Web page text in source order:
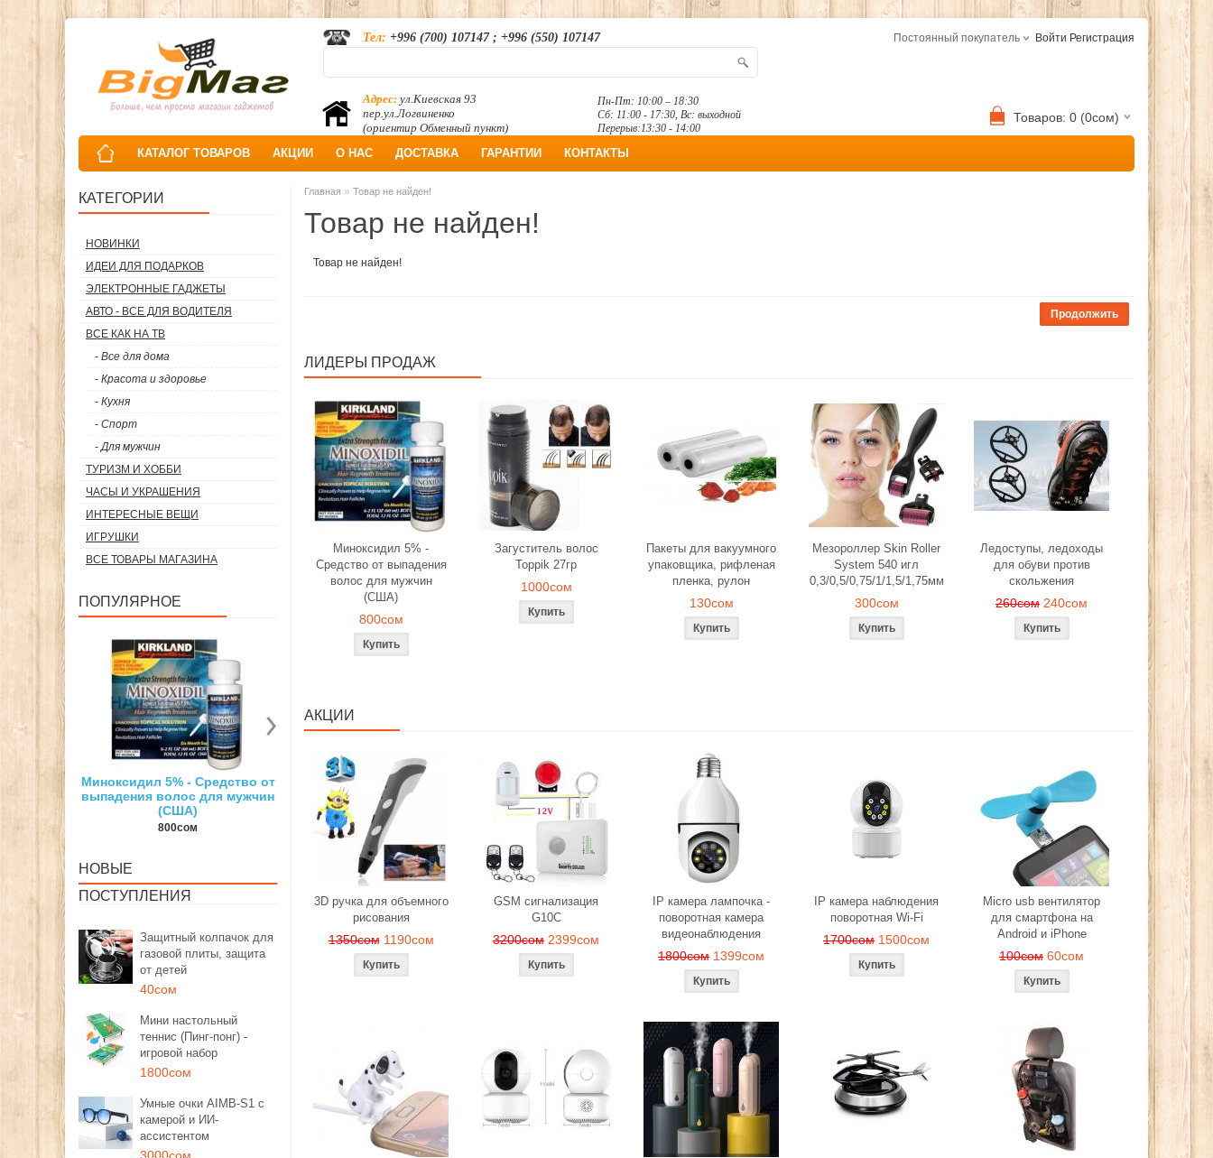
Постоянный покупатель Войти Регистрация
Адрес: ул.Киевская 93
пер.ул.Логвиненко
(ориентир Обменный пункт)
Тел: +996 (700) 107147 ; +996 (550) 107147
Пн-Пт: 10:00 – 18:30
Сб: 11:00 - 17:30, Вс: выходной
Перерыв:13:30 - 14:00
Товаров: 0 (0сом)
КАТАЛОГ ТОВАРОВ АКЦИИ О НАС ДОСТАВКА ГАРАНТИИ КОНТАКТЫ
КАТЕГОРИИ
НОВИНКИ
ИДЕИ ДЛЯ ПОДАРКОВ
ЭЛЕКТРОННЫЕ ГАДЖЕТЫ
АВТО - ВСЕ ДЛЯ ВОДИТЕЛЯ
ВСЕ КАК НА ТВ
- Все для дома
- Красота и здоровье
- Кухня
- Спорт
- Для мужчин
ТУРИЗМ И ХОББИ
ЧАСЫ И УКРАШЕНИЯ
ИНТЕРЕСНЫЕ ВЕЩИ
ИГРУШКИ
ВСЕ ТОВАРЫ МАГАЗИНА
ПОПУЛЯРНОЕ
- Средство от
для мужчин
Суперсильный неодимовый
магнит
150сом
3D ручка для объемного
рисования
1350сом
Загуститель волос Toppik
27гр
Наборы свечей, лепестков
роз для романтического
Эспандер фитнес резинка
тренажер (средняя нагрузка)
280сом
Ледоступы,
обуви
260сом
НОВЫЕ
ПОСТУПЛЕНИЯ
Защитный колпачок для
газовой плиты, защита
от детей
40сом
Мини настольный
теннис (Пинг-понг) -
игровой набор
1800сом
Умные очки AIMB-S1 с
камерой и ИИ-
ассистентом
Главная » Товар не найден!
Товар не найден!
Товар не найден!
Продолжить
ЛИДЕРЫ ПРОДАЖ
Миноксидил 5% -
Средство от выпадения
волос для мужчин
(США)
800сом
Загуститель волос
Toppik 27гр
1000сом
Пакеты для вакуумного
упаковщика, рифленая
пленка, рулон
130сом
Мезороллер Skin Roller
System 540 игл
0,3/0,5/0,75/1/1,5/1,75мм
300сом
Ледоступы, ледоходы
для обуви против
скольжения
260сом 240сом
АКЦИИ
3D ручка для объемного
рисования
1350сом 1190сом
GSM сигнализация
G10C
3200сом 2399сом
IP камера лампочка -
поворотная камера
видеонаблюдения
1800сом 1399сом
IP камера наблюдения
поворотная Wi-Fi
1700сом 1500сом
Micro usb вентилятор
для смартфона на
Android и iPhone
100сом 60сом